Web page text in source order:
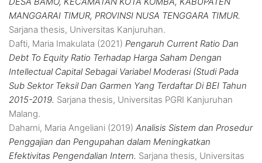
MANGGARAI TIMUR, PROVINSI NUSA TENGGARA TIMUR.
Sarjana thesis, Universitas Kanjuruhan.
Dafti, Maria Imakulata (2021) Pengaruh Current Ratio Dan
Debt To Equity Ratio Terhadap Harga Saham Dengan
Intellectual Capital Sebagai Variabel Moderasi (Studi Pada
Sub Sektor Teksil Dan Garmen Yang Terdaftar Di BEI Tahun
2015-2019. Sarjana thesis, Universitas PGRI Kanjuruhan
Malang.
Daharni, Maria Angeliani (2019) Analisis Sistem dan Prosedur
Penggajian dan Pengupahan dalam Meningkatkan
Efektivitas Pengendalian Intern. Sarjana thesis, Universitas